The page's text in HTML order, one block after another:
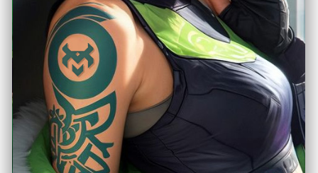
Konsol Handheld, Konsol Modern
Ngomongin game cyberpunk di era
modern, nggak ada judul yang lebih
fenomenal dan kontroversial
selain Cyberpunk 2077. Ini bukan
sekadar game, tapi sebuah perjalanan
“hidup digital” di masa depan serba
kacau, penuh konspirasi, aksi brutal, dan
kebebasan super liar. Banyak meme,